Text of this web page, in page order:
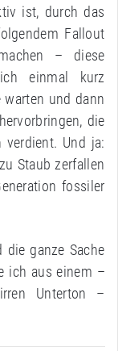
ist, durch das
Fallout
– diese
einmal kurz
und dann
die
verdient. Und ja:
Staub zerfallen
fossiler
ganze Sache
ich aus einem –
Unterton –